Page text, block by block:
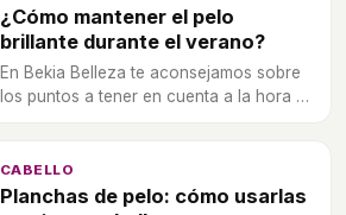
¿Cómo mantener el pelo
brillante durante el verano?
En Bekia Belleza te aconsejamos sobre
los puntos a tener en cuenta a la hora de
CABELLO
Planchas de pelo: cómo usarlas